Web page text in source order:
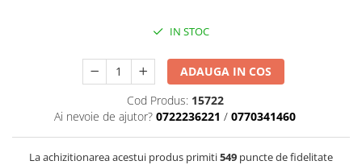
Curatare si intretinere
Blitz-uri externe
Blitz-uri TTL - Dedicate
Blitz-uri circulare (Macro)
IN STOC
ADAUGA IN COS
Cod Produs: 15722
Ai nevoie de ajutor? 0722236221 / 0770341460
La achizitionarea acestui produs primiti549 puncte de fidelitate